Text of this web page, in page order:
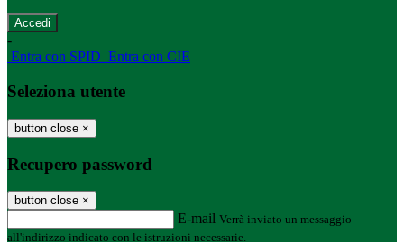
-
Entra con SPID Entra con CIE
Seleziona utente
button close ×
Recupero password
button close ×
E-mail Verrà inviato un messaggio
all'indirizzo indicato con le istruzioni necessarie.